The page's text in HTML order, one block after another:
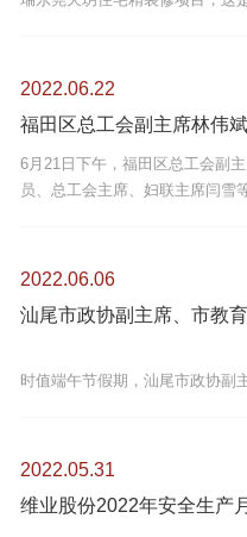
2022.06.22
福田区总工会副主席林伟
6月21日下午，福田区总工会副
员、总工会主席、妇联主席闫雪
2022.06.06
时值端午节假期，汕尾市政协副
在的困难。
2022.05.31